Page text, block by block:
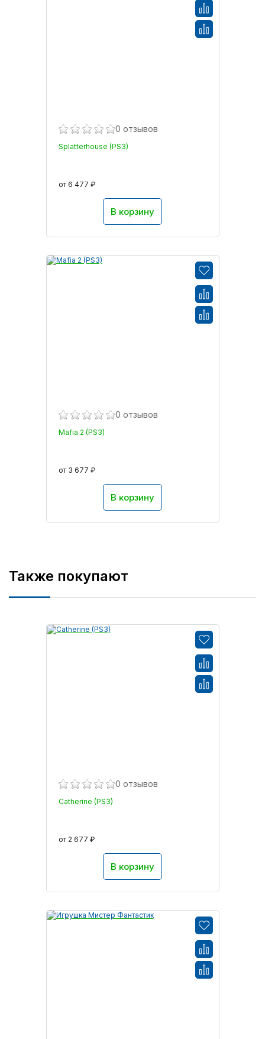
0 отзывов
Splatterhouse (PS3)
от 6 477 ₽
В корзину
0 отзывов
Mafia 2 (PS3)
от 3 677 ₽
В корзину
Также покупают
0 отзывов
Catherine (PS3)
от 2 677 ₽
В корзину